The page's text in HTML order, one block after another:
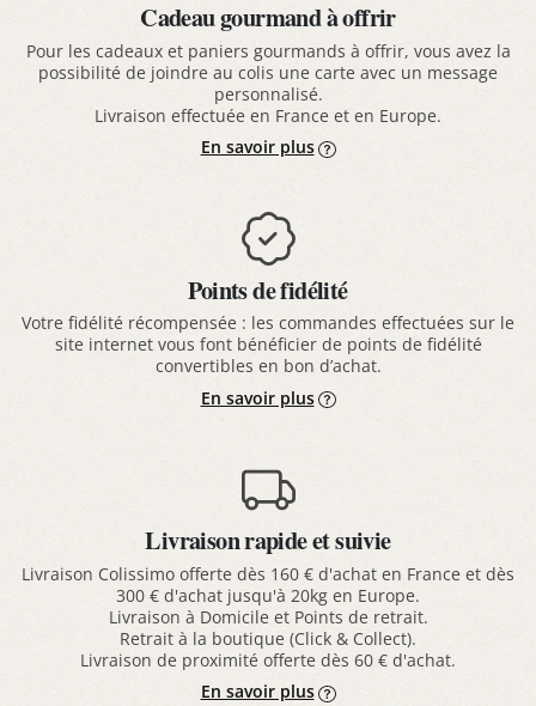
Cadeau gourmand à offrir
Pour les cadeaux et paniers gourmands à offrir, vous avez la
possibilité de joindre au colis une carte avec un message
personnalisé.
Livraison effectuée en France et en Europe.
En savoir plus
Points de fidélité
Votre fidélité récompensée : les commandes effectuées sur le
site internet vous font bénéficier de points de fidélité
convertibles en bon d’achat.
En savoir plus
Livraison rapide et suivie
Livraison Colissimo offerte dès 160 € d'achat en France et dès
300 € d'achat jusqu'à 20kg en Europe.
Livraison à Domicile et Points de retrait.
Retrait à la boutique (Click & Collect).
Livraison de proximité offerte dès 60 € d'achat.
En savoir plus